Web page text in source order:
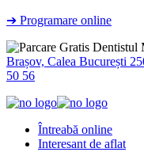
➔ Programare online
Brașov, Calea București
50 56
Întreabă online
Interesant de aflat